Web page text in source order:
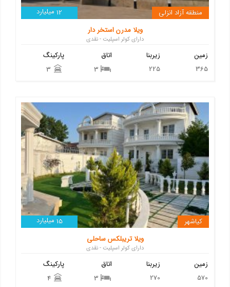
12 میلیارد
منطقه آزاد انزلی
ویلا مدرن استخر دار
دارای کولر اسپلیت - نقدی
پارکینگ
اتاق
3
زیربنا
225
زمین
365
15 میلیارد
کیاشهر
ویلا تریبلکس ساحلی
دارای کولر اسپلیت - نقدی
پارکینگ
اتاق
3
زیربنا
270
زمین
570